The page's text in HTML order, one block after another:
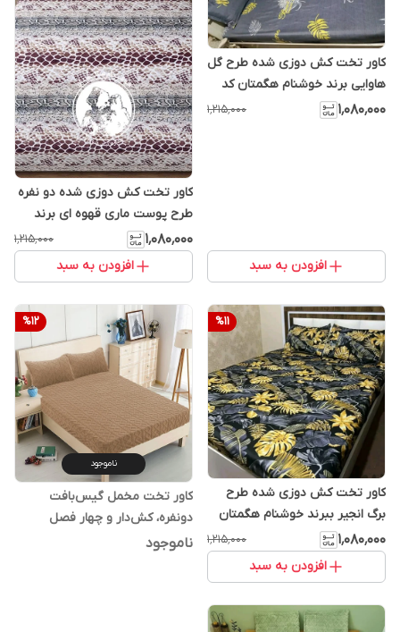
کاور تخت کش دوزی شده طرح گل
هاوایی برند خوشنام هگمتان کد
999
۱٬۰۸۰٬۰۰۰ ۱٬۲۱۵٬۰۰۰
افزودن به سبد
کاور تخت کش دوزی شده دو نفره
طرح پوست ماری قهوه ای برند
خوشنام هگمتان کد 908
۱٬۰۸۰٬۰۰۰ ۱٬۲۱۵٬۰۰۰
افزودن به سبد
%11
کاور تخت کش دوزی شده طرح
برگ انجیر ببرند خوشنام هگمتان
کد 676
۱٬۰۸۰٬۰۰۰ ۱٬۲۱۵٬۰۰۰
افزودن به سبد
%12
ناموجود
کاور تخت مخمل گیس‌بافت
دونفره، کش‌دار و چهار فصل
وارداتی
ناموجود